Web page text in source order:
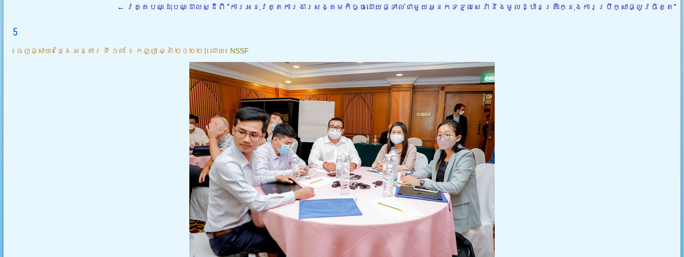
← វគ្គបណ្ដុះបណ្ដាលស្ដីពី “ការអនុវត្តការងារសង្គមកិច្ចដោយផ្ទាល់ជាមួយអ្នកទទួលសេវា និងមូលដ្ឋានគ្រឹះក្នុងការប្រឹក្សាផ្លូវចិត្ត”
5
ចេញផ្សាយ៖ ថ្ងៃ អង្គារ ទី ១៣ ខែ កញ្ញា ឆ្នាំ ២០២២ | ដោយ៖ NSSF